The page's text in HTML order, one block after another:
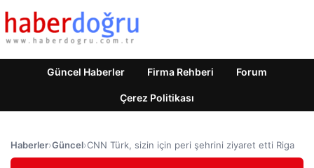
Güncel Haberler Firma Rehberi Forum
Çerez Politikası
Haberler›Güncel›CNN Türk, sizin için peri şehrini ziyaret etti Riga